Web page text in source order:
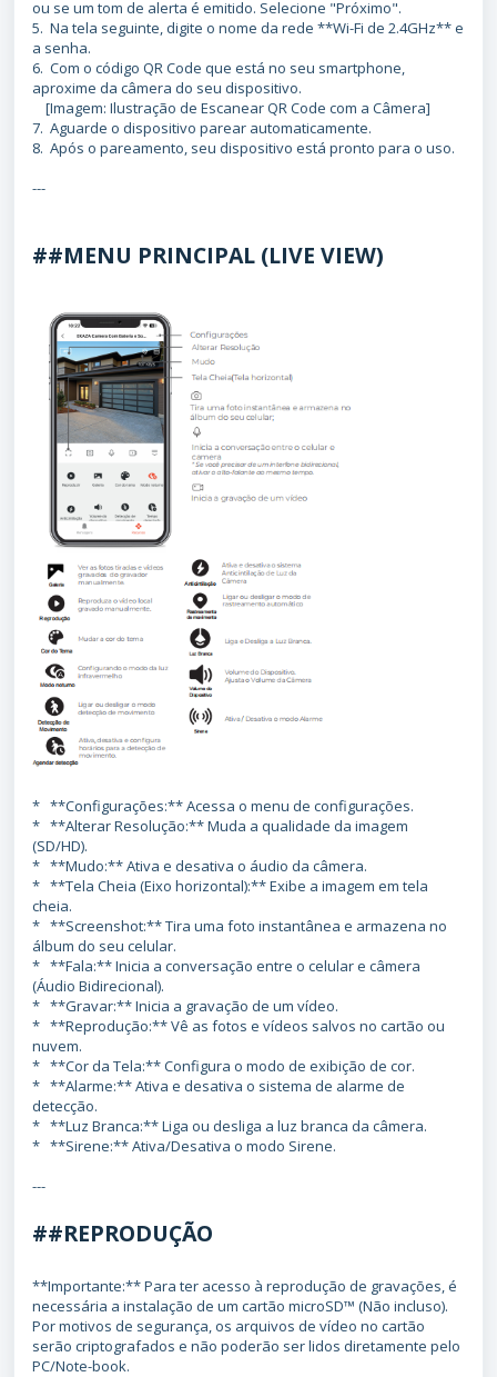
ou se um tom de alerta é emitido. Selecione "Próximo".
5. Na tela seguinte, digite o nome da rede **Wi-Fi de 2.4GHz** e
a senha.
6. Com o código QR Code que está no seu smartphone,
aproxime da câmera do seu dispositivo.
[Imagem: Ilustração de Escanear QR Code com a Câmera]
7. Aguarde o dispositivo parear automaticamente.
8. Após o pareamento, seu dispositivo está pronto para o uso.
---
##MENU PRINCIPAL (LIVE VIEW)
* **Configurações:** Acessa o menu de configurações.
* **Alterar Resolução:** Muda a qualidade da imagem
(SD/HD).
* **Mudo:** Ativa e desativa o áudio da câmera.
* **Tela Cheia (Eixo horizontal):** Exibe a imagem em tela
cheia.
* **Screenshot:** Tira uma foto instantânea e armazena no
álbum do seu celular.
* **Fala:** Inicia a conversação entre o celular e câmera
(Áudio Bidirecional).
* **Gravar:** Inicia a gravação de um vídeo.
* **Reprodução:** Vê as fotos e vídeos salvos no cartão ou
nuvem.
* **Cor da Tela:** Configura o modo de exibição de cor.
* **Alarme:** Ativa e desativa o sistema de alarme de
detecção.
* **Luz Branca:** Liga ou desliga a luz branca da câmera.
* **Sirene:** Ativa/Desativa o modo Sirene.
---
##REPRODUÇÃO
**Importante:** Para ter acesso à reprodução de gravações, é
necessária a instalação de um cartão microSD™ (Não incluso).
Por motivos de segurança, os arquivos de vídeo no cartão
serão criptografados e não poderão ser lidos diretamente pelo
PC/Note-book.